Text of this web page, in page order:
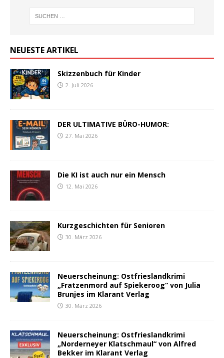
NEUESTE ARTIKEL
Skizzenbuch für Kinder
2. Juli 2026
DER ULTIMATIVE BÜRO-HUMOR:
27. Mai 2026
Die KI ist auch nur ein Mensch
12. Mai 2026
Kurzgeschichten für Senioren
30. März 2026
Neuerscheinung: Ostfrieslandkrimi
„Fratzenmord auf Spiekeroog“ von Julia
Brunjes im Klarant Verlag
30. März 2026
Neuerscheinung: Ostfrieslandkrimi
„Norderneyer Klatschmaul“ von Alfred
Bekker im Klarant Verlag